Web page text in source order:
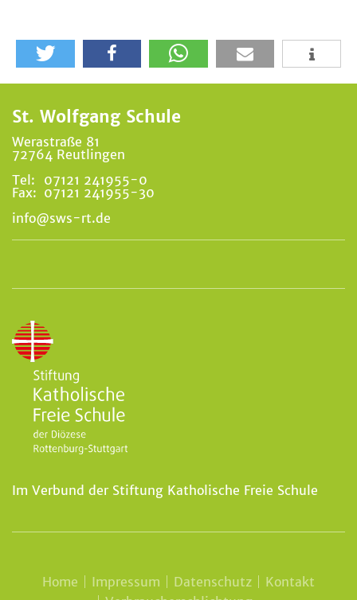
St. Wolfgang Schule
Werastraße 81
72764 Reutlingen
Tel:
07121 241955-0
Fax: 07121 241955-30
info@sws-rt.de
Im Verbund der Stiftung Katholische Freie Schule
Home Impressum Datenschutz
Kontakt